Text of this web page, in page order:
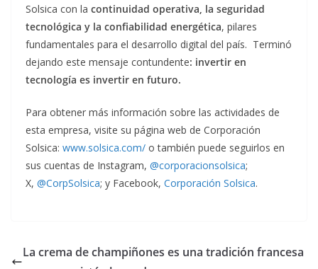
Solsica con la continuidad operativa, la seguridad
tecnológica y la confiabilidad energética, pilares
fundamentales para el desarrollo digital del país. Terminó
dejando este mensaje contundente: invertir en
tecnología es invertir en futuro.
Para obtener más información sobre las actividades de
esta empresa, visite su página web de Corporación
Solsica: www.solsica.com/ o también puede seguirlos en
sus cuentas de Instagram, @corporacionsolsica;
X, @CorpSolsica; y Facebook, Corporación Solsica.
La crema de champiñones es una tradición francesa